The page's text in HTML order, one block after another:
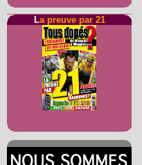
La preuve par 21